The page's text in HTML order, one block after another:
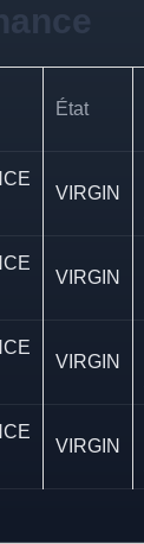
État
VIRGIN
VIRGIN
VIRGIN
VIRGIN